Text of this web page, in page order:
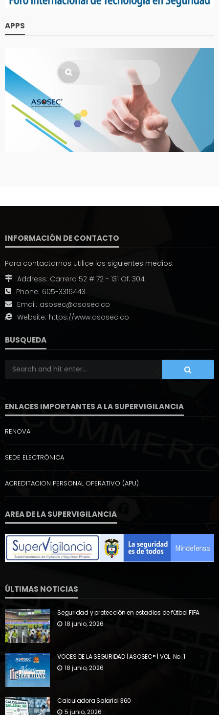
APPS
INFORMACIÓN DE CONTACTO
Para contactarnos utilice los siguientes medios:
Address: Carrera 52 # 72 - 131 Of. 304
Phone: 605-3316443
Email: asosec@asosec.co
Website: https://www.asosec.co
BUSQUEDA
ENLACES IMPORTANTES A LA SUPERVIGILANCIA
RENOVA
SEDE ELECTRÓNICA
ACREDITACION PERSONAL OPERATIVO (APU)
AREA DE LA SUPERVIGILANCIA
ÚLTIMAS NOTICIAS
Seguridad y protección en estadios de fútbol FIFA
18 junio, 2026
VOCES DE LA SEGURIDAD | ASOSEC® | VOL. No. 1
18 junio, 2026
Calculadora Salarial 360
5 junio, 2026